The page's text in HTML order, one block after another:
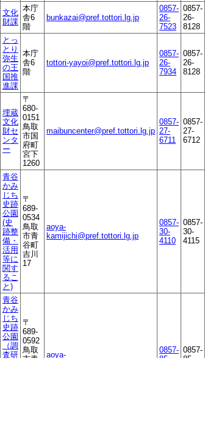
文化
財課
本庁
舎6
階
bunkazai@pref.tottori.lg.jp
0857-
26-
7523
0857-
26-
8128
とっ
とり
弥生
の王
国推
進課
本庁
舎6
階
tottori-yayoi@pref.tottori.lg.jp
0857-
26-
7934
0857-
26-
8128
埋蔵
文化
財セ
ンタ
ー
〒
680-
0151
鳥取
市国
府町
宮下
1260
maibuncenter@pref.tottori.lg.jp
0857-
27-
6711
0857-
27-
6712
青谷
かみ
じち
史跡
公園
(史
跡整
備・
活用
等に
関す
るこ
と)
〒
689-
0534
鳥取
市青
谷町
吉川
17
aoya-
kamijichi@pref.tottori.lg.jp
0857-
30-
4110
0857-
30-
4115
青谷
かみ
じち
史跡
公園
（調
査研
〒
689-
0592
鳥取
市青
aoya-
0857-
85-
0857-
85-